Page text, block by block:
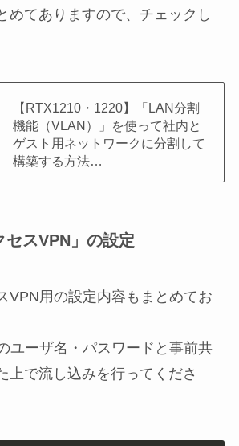
めてありますので、チェックし
【RTX1210・1220】「LAN分割
機能（VLAN）」を使って社内と
ゲスト用ネットワークに分割して
構築する方法…
セスVPN」の設定
VPN用の設定内容もまとめてお
ユーザ名・パスワードと事前共
上で流し込みを行ってくださ